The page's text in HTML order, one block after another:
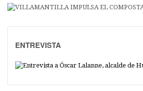
ENTREVISTA